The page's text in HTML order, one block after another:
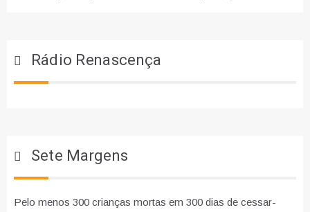
Rádio Renascença
Sete Margens
Pelo menos 300 crianças mortas em 300 dias de cessar-